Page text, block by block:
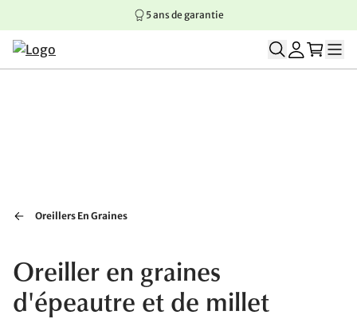
Aller au contenu principal
Aller à la navigation principale
Aller au pied de page
5 ans de garantie
Oreillers En Graines
Oreiller en graines
d'épeautre et de millet